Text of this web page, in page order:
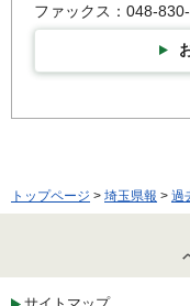
ファックス：048-
トップページ > 埼玉県報 > 過